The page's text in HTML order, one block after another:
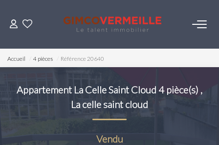
ACHETER
LOUER
ESTIMER
Accueil 4 pièces Référence 20640
Appartement La Celle Saint Cloud 4 pièce(s) ,
La celle saint cloud
Vendu